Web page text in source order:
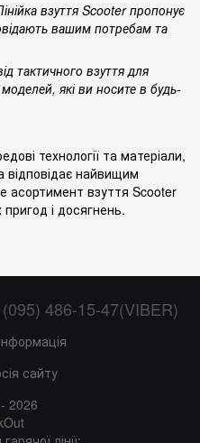
взуття Scooter пропонує
вашим потребам та
тактичного взуття для
які ви носите в будь-
технології та матеріали,
відповідає найвищим
асортимент взуття Scooter
і досягнень.
486-15-47(VIBER)
сайту
2026